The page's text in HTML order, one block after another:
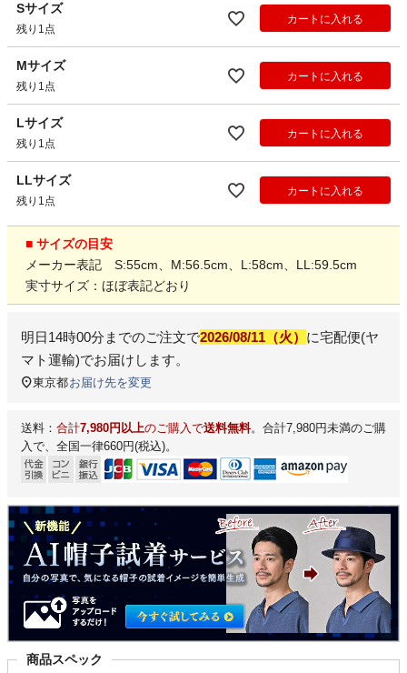
Sサイズ
残り1点
カートに入れる
Mサイズ
残り1点
カートに入れる
Lサイズ
残り1点
カートに入れる
LLサイズ
残り1点
カートに入れる
■ サイズの目安
メーカー表記 S:55cm、M:56.5cm、L:58cm、LL:59.5cm
実寸サイズ：ほぼ表記どおり
明日14時00分 までのご注文で2026/08/11（火） に宅配便(ヤ
マト運輸)でお届けします。
東京都お届け先を変更
送料： 合計7,980円以上のご購入で送料無料。合計7,980円未満のご購
入で、全国一律660円(税込)。
商品スペック